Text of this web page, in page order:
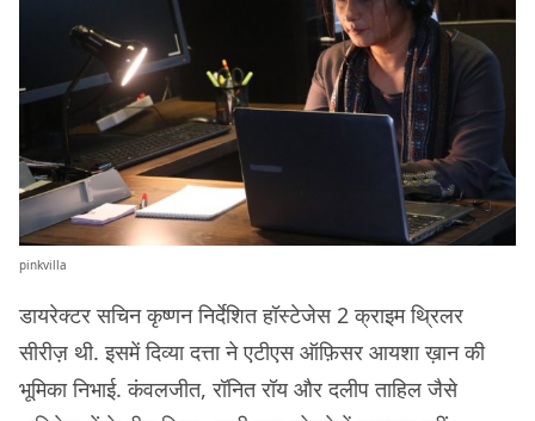
pinkvilla
डायरेक्टर सचिन कृष्णन निर्देशित हॉस्टेजेस 2 क्राइम थ्रिलर
सीरीज़ थी. इसमें दिव्या दत्ता ने एटीएस ऑफ़िसर आयशा ख़ान की
भूमिका निभाई. कंवलजीत, रॉनित रॉय और दलीप ताहिल जैसे